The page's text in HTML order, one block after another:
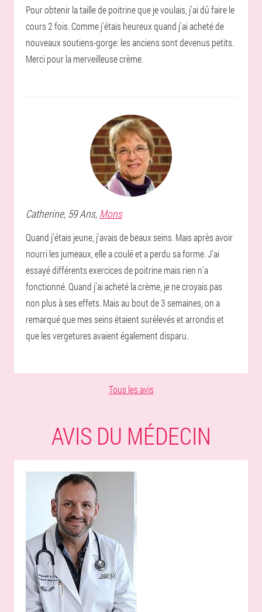
Pour obtenir la taille de poitrine que je voulais, j'ai dû faire le
cours 2 fois. Comme j'étais heureux quand j'ai acheté de
nouveaux soutiens-gorge: les anciens sont devenus petits.
Merci pour la merveilleuse crème.
Catherine, 59 Ans, Mons
Quand j'étais jeune, j'avais de beaux seins. Mais après avoir
nourri les jumeaux, elle a coulé et a perdu sa forme. J'ai
essayé différents exercices de poitrine mais rien n'a
fonctionné. Quand j'ai acheté la crème, je ne croyais pas
non plus à ses effets. Mais au bout de 3 semaines, on a
remarqué que mes seins étaient surélevés et arrondis et
que les vergetures avaient également disparu.
Tous les avis
AVIS DU MÉDECIN